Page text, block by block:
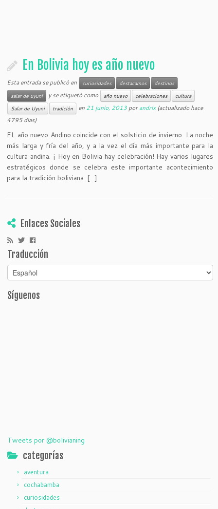
En Bolivia hoy es año nuevo
Esta entrada se publicó en curiosidades destacamos
destinos
salar de uyuni
y se etiquetó como año nuevo celebraciones
cultura
Salar de Uyuni
tradición en 21 junio, 2013 porandrix(actualizado hace
4795 dias)
EL año nuevo Andino coincide con el solsticio de invierno. La noche
más larga y fría del año, y a la vez el día más importante para la
cultura andina. ¡ Hoy en Bolivia hay celebración! Hay varios lugares
estratégicos donde se celebra este importante acontecimiento
para la tradición boliviana. […]
Enlaces Sociales
Traducción
Síguenos
Tweets por @bolivianing
categorías
aventura
cochabamba
curiosidades